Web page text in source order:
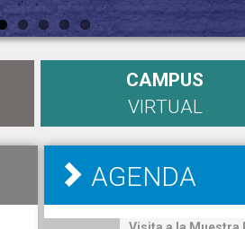
CAMPUS
VIRTUAL
AGENDA